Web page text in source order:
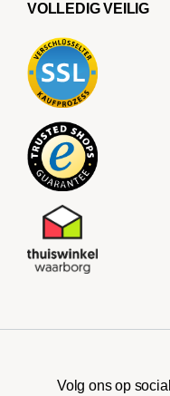
VOLLEDIG VEILIG
Volg ons op